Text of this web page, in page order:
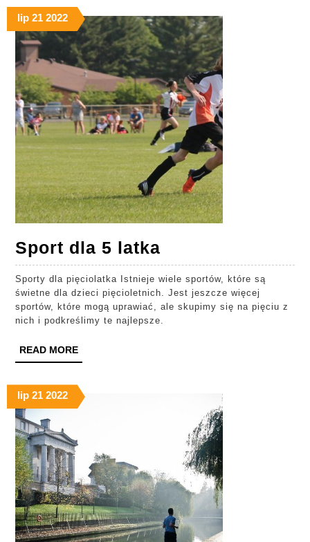
lip 21 2022
Sport dla 5 latka
dla
5
latka
Sporty dla pięciolatka Istnieje wiele sportów, które są
świetne dla dzieci pięcioletnich. Jest jeszcze więcej
sportów, które mogą uprawiać, ale skupimy się na pięciu z
nich i podkreślimy te najlepsze.
READ MOREREAD
MORE
lip 21 2022